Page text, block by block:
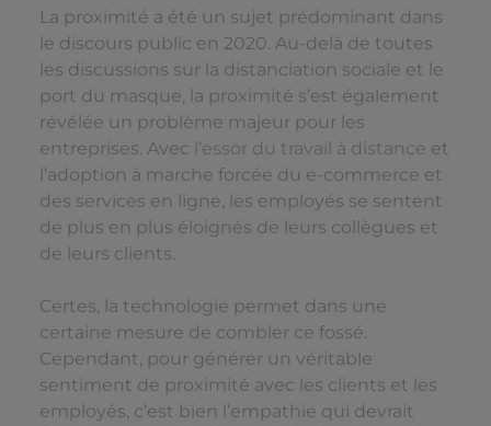
La proximité a été un sujet prédominant dans
le discours public en 2020. Au-delà de toutes
les discussions sur la distanciation sociale et le
port du masque, la proximité s’est également
révélée un problème majeur pour les
entreprises. Avec l’essor du travail à distance et
l’adoption à marche forcée du e-commerce et
des services en ligne, les employés se sentent
de plus en plus éloignés de leurs collègues et
de leurs clients.
Certes, la technologie permet dans une
certaine mesure de combler ce fossé.
Cependant, pour générer un véritable
sentiment de proximité avec les clients et les
employés, c’est bien l’empathie qui devrait